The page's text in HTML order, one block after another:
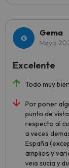
Gema
Mayo
Todo muy
Por poner
punto de
respecto al
a veces
España
amplios y
veia sucia y
Excelente